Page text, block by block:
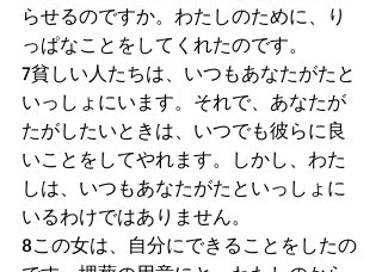
らせるのですか。わたしのために、り
っぱなことをしてくれたのです。
7貧しい人たちは、いつもあなたがたと
いっしょにいます。それで、あなたが
たがしたいときは、いつでも彼らに良
いことをしてやれます。しかし、わた
しは、いつもあなたがたといっしょに
いるわけではありません。
8この女は、自分にできることをしたの